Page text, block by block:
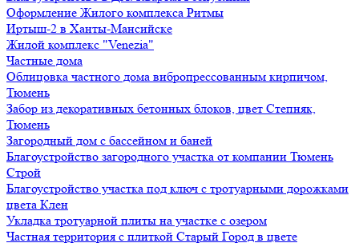
Оформление Жилого комплекса Ритмы
Иртыш-2 в Ханты-Мансийске
Жилой комплекс "Venezia"
Частные дома
Облицовка частного дома вибропрессованным кирпичом,
Тюмень
Забор из декоративных бетонных блоков, цвет Степняк,
Тюмень
Загородный дом с бассейном и баней
Благоустройство загородного участка от компании Тюмень
Строй
Благоустройство участка под ключ с тротуарными дорожками
цвета Клен
Укладка тротуарной плиты на участке с озером
Частная территория с плиткой Старый Город в цвете